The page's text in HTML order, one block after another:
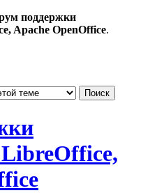
поддержки
Apache OpenOffice.
LibreOffice,